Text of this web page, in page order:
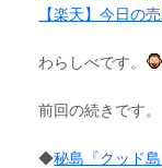
【楽天】今日の
わらしべです。
前回の続きです。
◆秘島『クッド